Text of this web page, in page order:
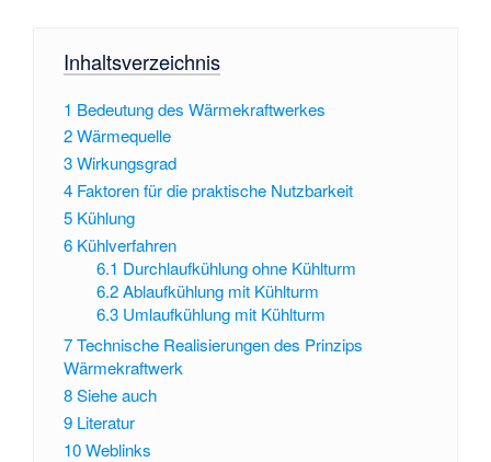
Inhaltsverzeichnis
1 Bedeutung des Wärmekraftwerkes
2Wärmequelle
3Wirkungsgrad
4 Faktoren für die praktische Nutzbarkeit
5 Kühlung
6 Kühlverfahren
6.1 Durchlaufkühlung ohne Kühlturm
6.2 Ablaufkühlung mit Kühlturm
6.3 Umlaufkühlung mit Kühlturm
7Technische Realisierungen des Prinzips
Wärmekraftwerk
8Siehe auch
9 Literatur
10Weblinks